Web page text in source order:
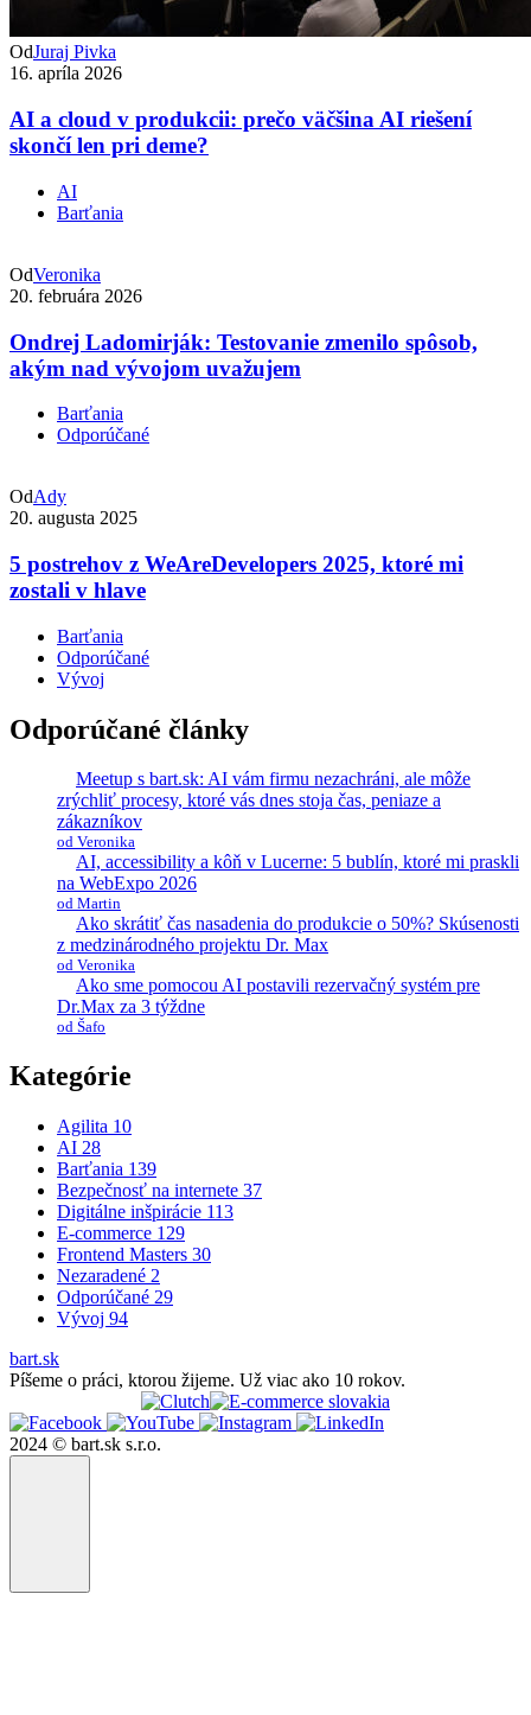
OdJuraj Pivka
16. apríla 2026
AI a cloud v produkcii: prečo väčšina AI riešení
skončí len pri deme?
AI
Barťania
OdVeronika
20. februára 2026
Ondrej Ladomirják: Testovanie zmenilo spôsob,
akým nad vývojom uvažujem
Barťania
Odporúčané
OdAdy
20. augusta 2025
5 postrehov z WeAreDevelopers 2025, ktoré mi
zostali v hlave
Barťania
Odporúčané
Vývoj
Odporúčané články
Meetup s bart.sk: AI vám firmu nezachráni, ale môže
zrýchliť procesy, ktoré vás dnes stoja čas, peniaze a
zákazníkov
od Veronika
AI, accessibility a kôň v Lucerne: 5 bublín, ktoré mi praskli
na WebExpo 2026
od Martin
Ako skrátiť čas nasadenia do produkcie o 50%? Skúsenosti
z medzinárodného projektu Dr. Max
od Veronika
Ako sme pomocou AI postavili rezervačný systém pre
Dr.Max za 3 týždne
od Šafo
Kategórie
Agilita 10
AI 28
Barťania 139
Bezpečnosť na internete 37
Digitálne inšpirácie 113
E-commerce 129
Frontend Masters 30
Nezaradené 2
Odporúčané 29
Vývoj 94
bart.sk
Píšeme o práci, ktorou žijeme. Už viac ako 10 rokov.
2024 © bart.sk s.r.o.